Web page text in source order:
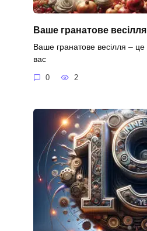
Ваше гранатове весілля
Ваше гранатове весілля –
вас
0 2